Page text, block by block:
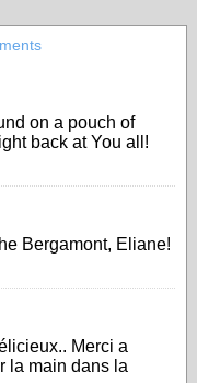
on a pouch of
back at You all!
Bergamont, Eliane!
. Merci a
la main dans la